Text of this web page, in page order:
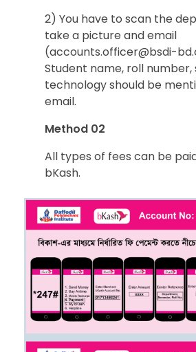
2) You have to scan the
take a picture and email
(accounts.officer@bsdi-
Student name, roll number,
technology should be
email.
Method 02
All types of fees can be
bKash.